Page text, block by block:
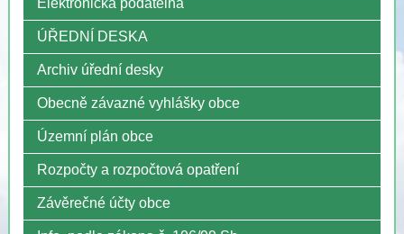
Elektronická podatelna
ÚŘEDNÍ DESKA
Archiv úřední desky
Obecně závazné vyhlášky obce
Územní plán obce
Rozpočty a rozpočtová opatření
Závěrečné účty obce